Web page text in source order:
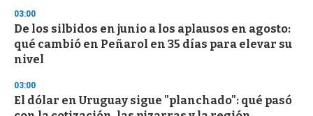
03:00
De los silbidos en junio a los aplausos en agosto:
qué cambió en Peñarol en 35 días para elevar su
nivel
03:00
El dólar en Uruguay sigue "planchado": qué pasó